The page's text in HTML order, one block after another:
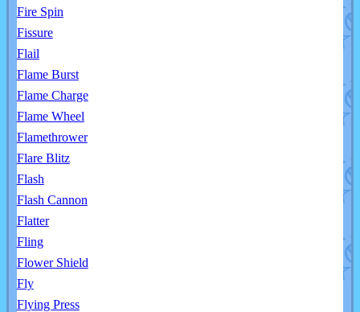
Fire Spin
Fissure
Flail
Flame Burst
Flame Charge
Flame Wheel
Flamethrower
Flare Blitz
Flash
Flash Cannon
Flatter
Fling
Flower Shield
Fly
Flying Press